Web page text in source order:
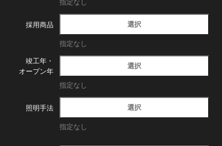
採用商品 選択
指定なし
竣工年・
オープン年
選択
指定なし
照明手法 選択
指定なし